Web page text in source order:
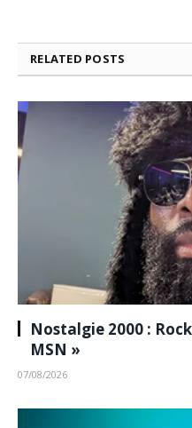
RELATED POSTS
Nostalgie 2000 :
MSN »
07/08/2026